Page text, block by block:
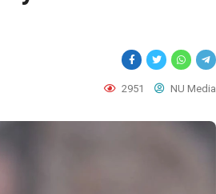
2951 NU Media